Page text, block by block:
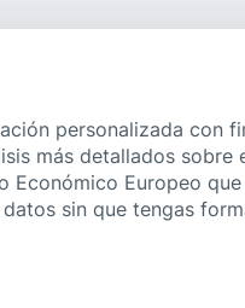
personalizada con
más detallados
Europeo
sin que tengas